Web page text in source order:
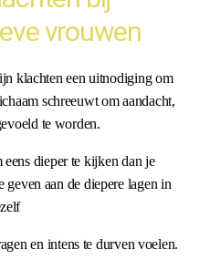
vrouwen
klachten een uitnodiging om
schreeuwt om aandacht,
te worden.
dieper te kijken dan je
geven aan de diepere lagen in
en intens te durven voelen.